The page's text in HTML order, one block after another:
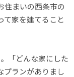
住まいの西条市の
て家を建てること
「どんな家にした
プランがありまし